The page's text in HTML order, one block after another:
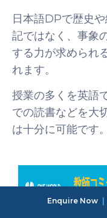
日本語DPで歴史
記ではなく、事象
する力が求められ
れます。
授業の多くを英語
での読書などを大
は十分に可能です。
Enquire Now |